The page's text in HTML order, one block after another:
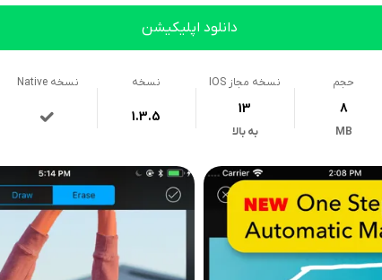
دانلود اپلیکیشن
حجم
8
MB
نسخه مجاز IOS
13
به بالا
نسخه
1.3.5
نسخه Native